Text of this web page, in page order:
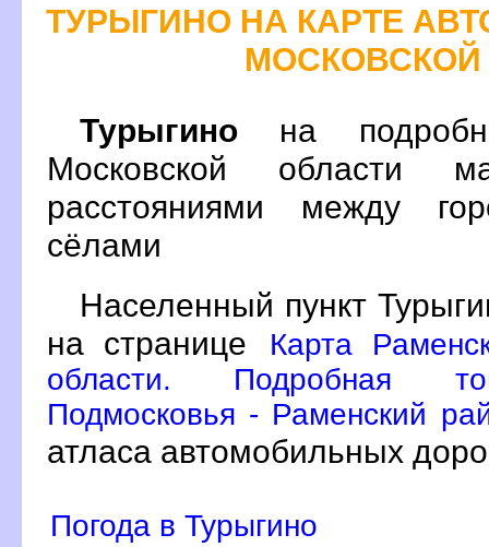
ТУРЫГИНО НА КАРТЕ
МОСКОВСКОЙ
Турыгино на
Московской области
расстояниями между
сёлами
Населенный пункт
на странице
Карта
области. Подробная
Подмосковья - Раменский
атласа автомобильных
Погода в Турыгино